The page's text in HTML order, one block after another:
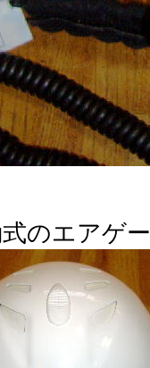
のエアゲ